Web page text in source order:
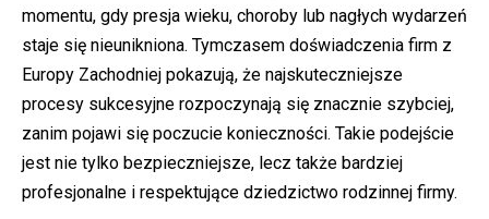
momentu, gdy presja wieku, choroby lub nagłych wydarzeń
staje się nieunikniona. Tymczasem doświadczenia firm z
Europy Zachodniej pokazują, że najskuteczniejsze
procesy sukcesyjne rozpoczynają się znacznie szybciej,
zanim pojawi się poczucie konieczności. Takie podejście
jest nie tylko bezpieczniejsze, lecz także bardziej
profesjonalne i respektujące dziedzictwo rodzinnej firmy.